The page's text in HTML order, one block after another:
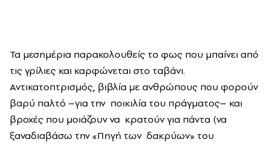
Τα μεσημέρια παρακολουθείς το φως που μπαίνει από
τις γρίλιες και καρφώνεται στο ταβάνι.
Αντικατοπτρισμός, βιβλία με ανθρώπους που φορούν
βαρύ παλτό –για την ποικιλία του πράγματος– και
βροχές που μοιάζουν να κρατούν για πάντα (να
ξαναδιαβάσω την «Πηγή των δακρύων» του